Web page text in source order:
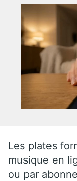
Les plates
musique en
ou par